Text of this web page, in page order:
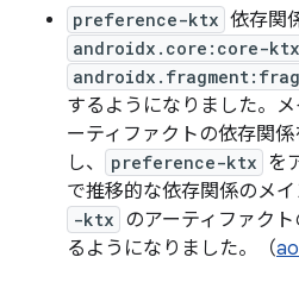
preference-ktx 依存関
androidx.core:core-
するようになりました。
ーティファクトの依存関
し、
preference-ktx を
で推移的な依存関係のメ
-ktx のアーティファク
るようになりました。（